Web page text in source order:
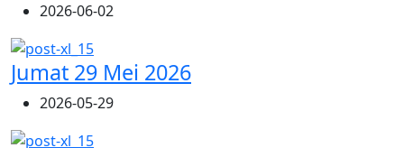
2026-06-02
Jumat 29 Mei 2026
2026-05-29